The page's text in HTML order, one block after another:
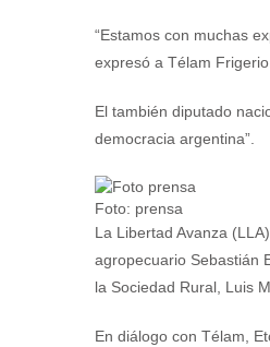
“Estamos con muchas
expresó a Télam Frigerio.
El también diputado
democracia argentina”.
Foto: prensa
La Libertad Avanza
agropecuario Sebastián
la Sociedad Rural, Luis
En diálogo con Télam,